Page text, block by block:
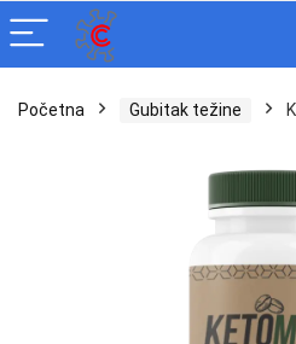
Početna Gubitak težine